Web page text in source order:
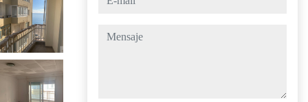
mensaje